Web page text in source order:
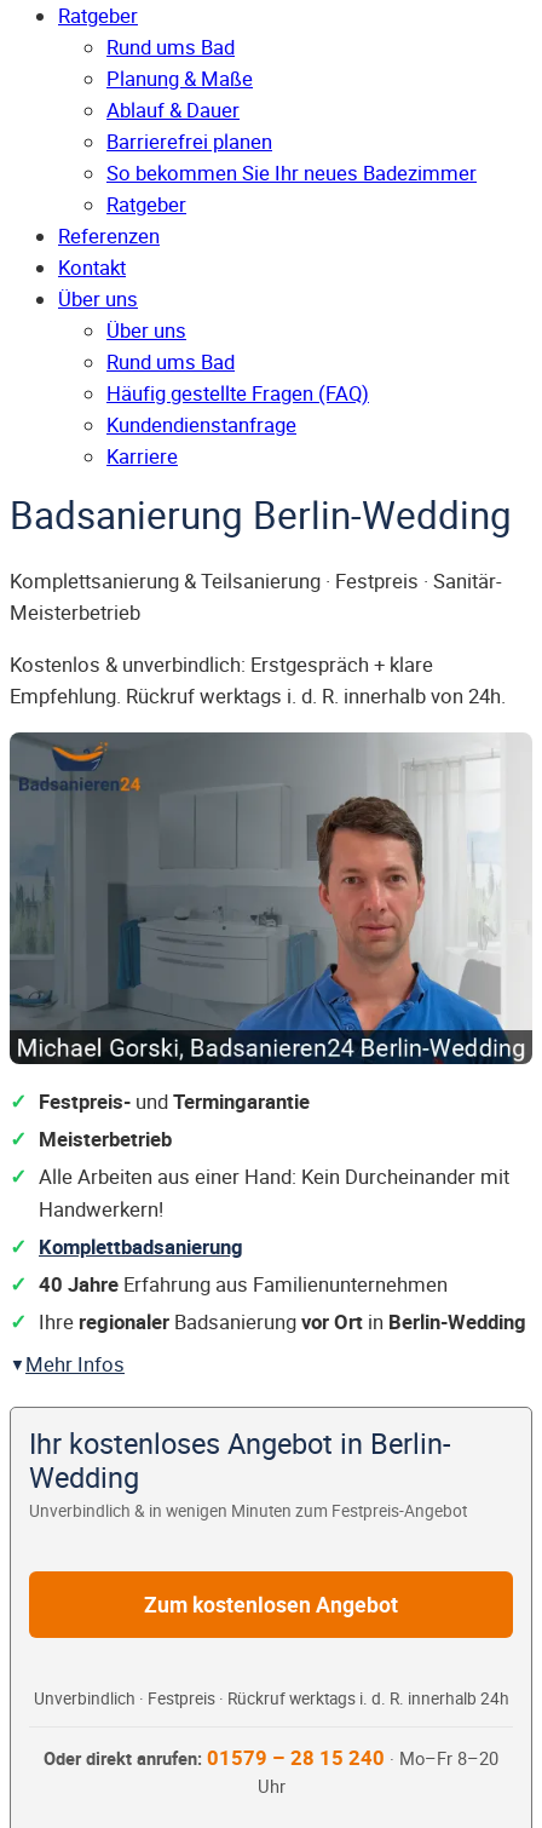
Ratgeber
Rund ums Bad
Planung & Maße
Ablauf & Dauer
Barrierefrei planen
So bekommen Sie Ihr neues Badezimmer
Ratgeber
Referenzen
Kontakt
Über uns
Über uns
Rund ums Bad
Häufig gestellte Fragen (FAQ)
Kunden­dienst­anfrage
Karriere
Badsanierung Berlin-Wedding
Komplettsanierung & Teilsanierung · Festpreis · Sanitär-
Meisterbetrieb
Kostenlos & unverbindlich: Erstgespräch + klare
Empfehlung. Rückruf werktags i. d. R. innerhalb von 24h.
Festpreis- undTermingarantie
Meisterbetrieb
Alle Arbeiten aus einer Hand: Kein Durcheinander mit
Handwerkern!
Komplettbadsanierung
40 Jahre Erfahrung aus Familienunternehmen
Ihre regionaler Badsanierungvor Ort in Berlin-Wedding
Mehr Infos
Ihr kostenloses Angebot in Berlin-
Wedding
Unverbindlich & in wenigen Minuten zum Festpreis-Angebot
Zum kostenlosen Angebot
Unverbindlich · Festpreis · Rückruf werktags i. d. R. innerhalb 24h
Oder direkt anrufen: 01579 – 28 15 240 · Mo–Fr 8–20
Uhr